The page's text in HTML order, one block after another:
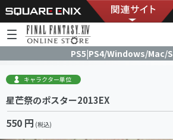
PS5|PS4/Windows/Mac/
キャラクター単位
星芒祭のポスター2013EX
550 円 (税込)